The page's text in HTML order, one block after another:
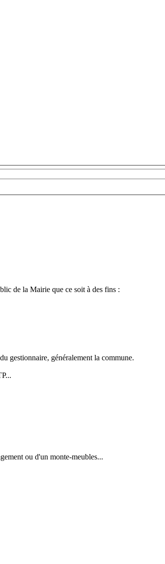
de la Mairie que ce soit à des fins :
gestionnaire, généralement la commune.
ou d'un monte-meubles...